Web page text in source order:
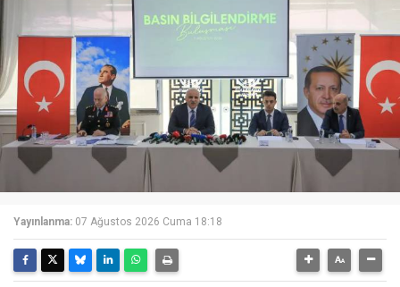
Yayınlanma: 07 Ağustos 2026 Cuma 18:18